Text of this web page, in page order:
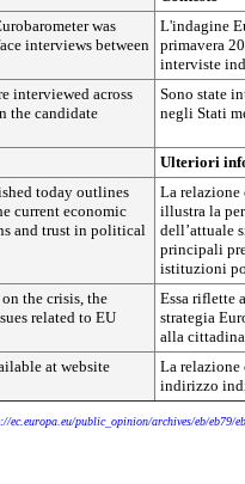
was
interviews between
L'indagine
primavera
interviste
interviewed across
the candidate
Sono state
negli Stati
Ulteriori
today outlines
current economic
and trust in political
La
illustra la
dell’attuale
principali
istituzioni
the crisis, the
related to EU
Essa riflette
strategia
alla
at website
La
indirizzo
ec.europa.eu/public_opinion/archives/eb/eb79/